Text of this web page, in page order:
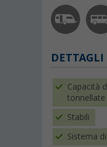
DETTAGLI
Capacità
tonnellate
Stabili
Sistema